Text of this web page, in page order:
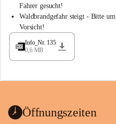
a
d
l
a
Fahrer gesucht!
Waldbrandgefahr steigt - Bitte um
Vorsicht!
Info_Nr. 135
0,6 MB
Öffnungszeiten